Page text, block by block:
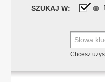
SZUKAJ W:
Chcesz